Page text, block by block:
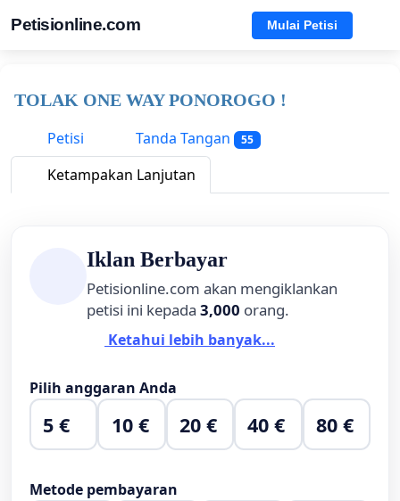
Petisionline.com Mulai Petisi
TOLAK ONE WAY PONOROGO !
Petisi
Tanda Tangan 55
Ketampakan Lanjutan
Iklan Berbayar
Petisionline.com akan mengiklankan
petisi ini kepada 3,000 orang.
Ketahui lebih banyak...
Pilih anggaran Anda
5 € 10 € 20 € 40 € 80 €
Metode pembayaran